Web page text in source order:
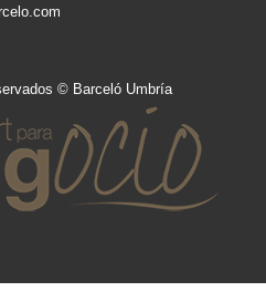
© Barceló Umbría